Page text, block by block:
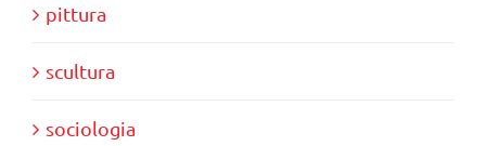
pittura
scultura
sociologia